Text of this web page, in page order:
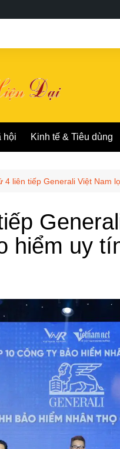
hội Kinh tế & Tiêu dùng
4 liên tiếp Generali Việt Nam
hiểm uy